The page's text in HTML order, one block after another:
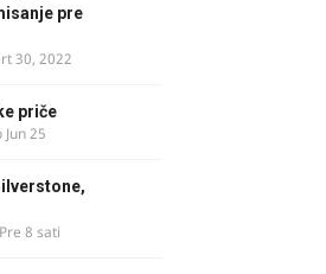
pre
30, 2022
priče
Jun 25
Pre 8 sati